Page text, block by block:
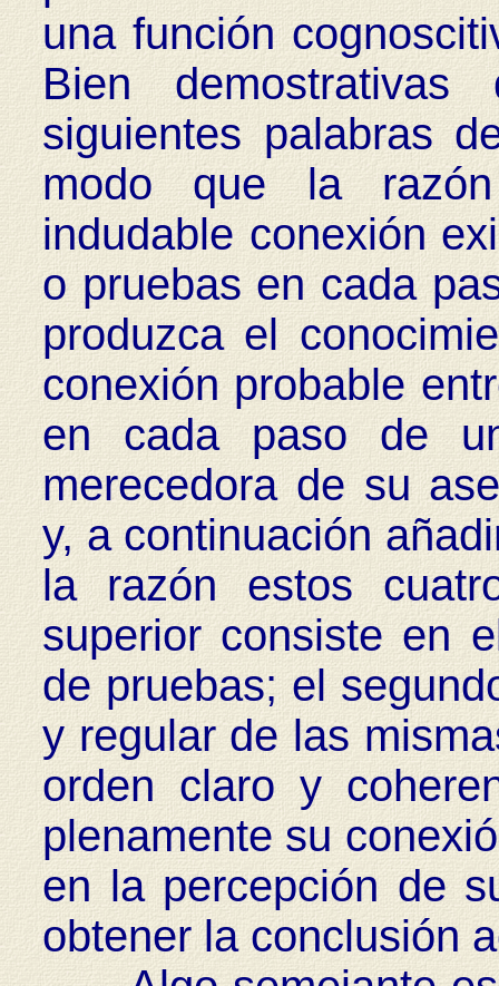
una función
Bien
siguientes palabras
modo que la
indudable conexión
o pruebas en cada
produzca el
conexión probable
en cada paso de
merecedora de su
y, a continuación
la razón estos
superior consiste en
de pruebas; el
y regular de las
orden claro y
plenamente su
en la percepción de
obtener la conclusión